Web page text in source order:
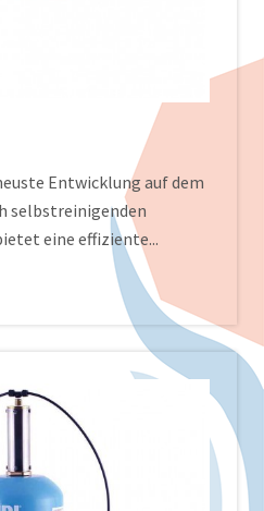
Entwicklung auf dem
selbstreinigenden
eine effiziente...